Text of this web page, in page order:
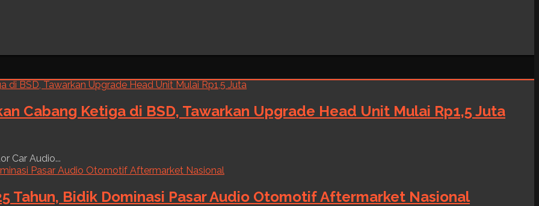
Cabang Ketiga di BSD, Tawarkan Upgrade Head Unit Mulai Rp1,5 Juta
Car Audio...
Tahun, Bidik Dominasi Pasar Audio Otomotif Aftermarket Nasional